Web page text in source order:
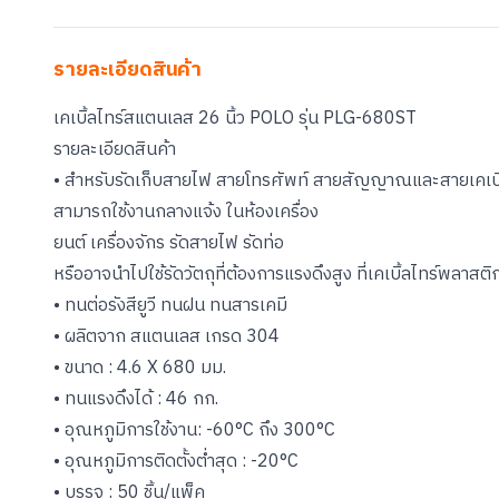
รายละเอียดสินค้า
เคเบิ้ลไทร์สแตนเลส 26 นิ้ว POLO รุ่น PLG-680ST
รายละเอียดสินค้า
• สำหรับรัดเก็บสายไฟ สายโทรศัพท์ สายสัญญาณและสายเคเ
สามารถใช้งานกลางแจ้ง ในห้องเครื่อง
ยนต์ เครื่องจักร รัดสายไฟ รัดท่อ
หรืออาจนำไปใช้รัดวัตถุที่ต้องการแรงดึงสูง ที่เคเบิ้ลไทร์พลาสติ
• ทนต่อรังสียูวี ทนฝน ทนสารเคมี
• ผลิตจาก สแตนเลส เกรด 304
• ขนาด : 4.6 X 680 มม.
• ทนแรงดึงได้ : 46 กก.
• อุณหภูมิการใช้งาน: -60°C ถึง 300°C
• อุณหภูมิการติดตั้งต่ำสุด : -20°C
• บรรจุ : 50 ชิ้น/แพ็ค